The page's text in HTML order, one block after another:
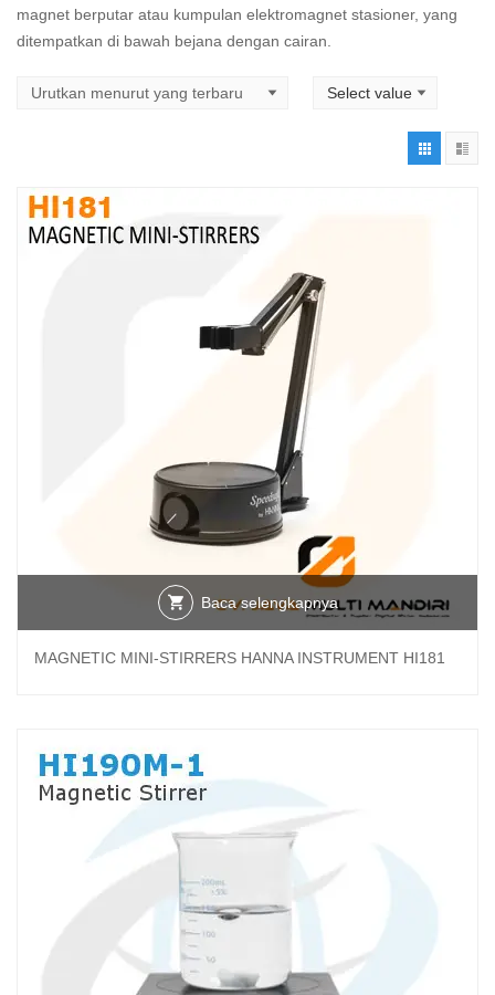
magnet berputar atau kumpulan elektromagnet stasioner, yang
ditempatkan di bawah bejana dengan cairan.
Baca selengkapnya
MAGNETIC MINI-STIRRERS HANNA INSTRUMENT HI181